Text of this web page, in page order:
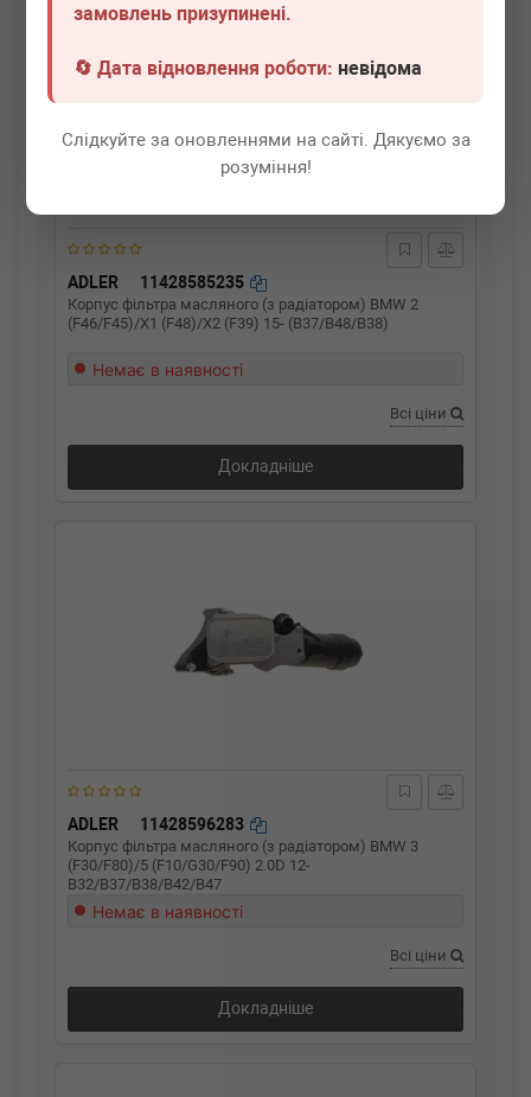
замовлень призупинені.
🔄 Дата відновлення роботи:невідома
Слідкуйте за оновленнями на сайті. Дякуємо за
розуміння!
ADLER 11428585235
Корпус фільтра масляного (з радіатором) BMW 2
(F46/F45)/X1 (F48)/X2 (F39) 15- (B37/B48/B38)
Немає в наявності
Всі ціни
Докладніше
ADLER 11428596283
Корпус фільтра масляного (з радіатором) BMW 3
(F30/F80)/5 (F10/G30/F90) 2.0D 12-
B32/B37/B38/B42/B47
Немає в наявності
Всі ціни
Докладніше